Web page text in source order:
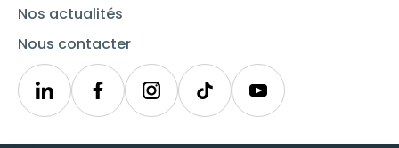
Nos actualités
Nous contacter
LinkedinSynergieInstagramTikTok Youtube